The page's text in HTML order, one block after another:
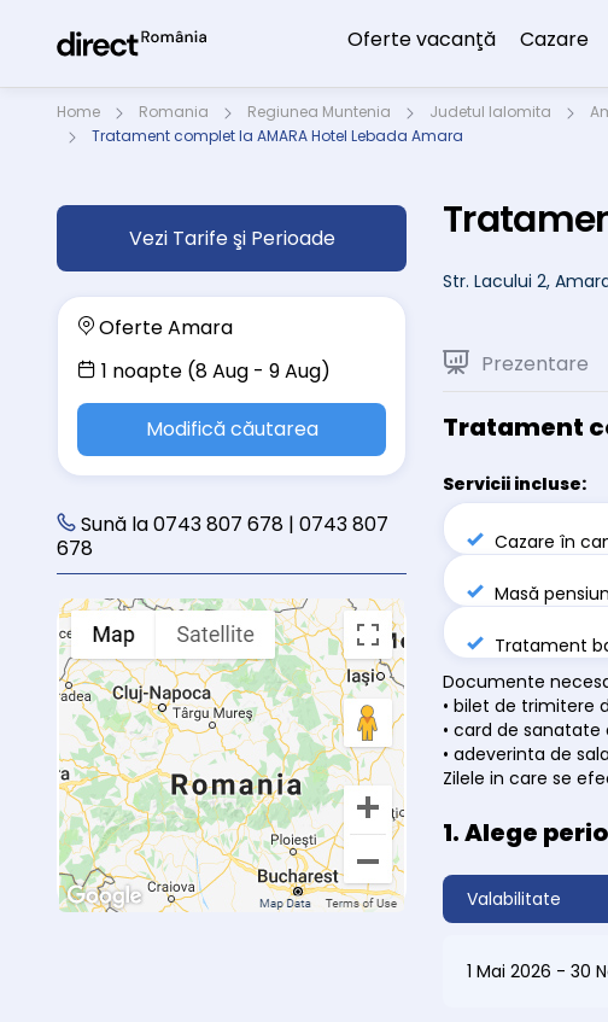
Oferte vacanţă Cazare
Home Romania Regiunea Muntenia Judetul Ialomita
Tratament complet la AMARA Hotel Lebada Amara
Vezi Tarife şi Perioade
Oferte Amara
1 noapte (8 Aug - 9 Aug)
Modifică căutarea
Sună la 0743 807 678 | 0743 807
678
Str. Lacului 2,
Prezentare
Tratament
Servicii incluse:
Cazare în
Masă
Tratament
Documente
• bilet de trimitere
• card de
• adeverinta de
Zilele in care se
1. Alege
Valabilitate
1 Mai 2026 - 30